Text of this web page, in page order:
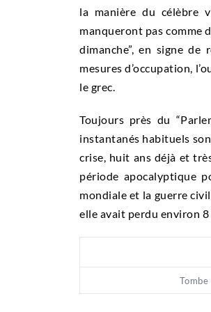
la manière du célèbre
manqueront pas comme
dimanche”, en signe
mesures d’occupation,
le grec.
Toujours près du
instantanés habituels
crise, huit ans déjà et
période apocalyptique
mondiale et la guerre
elle avait perdu environ